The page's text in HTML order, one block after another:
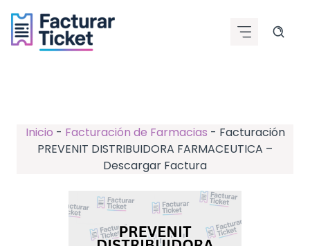
contenido
Inicio - Facturación de Farmacias - Facturación
PREVENIT DISTRIBUIDORA FARMACEUTICA –
Descargar Factura